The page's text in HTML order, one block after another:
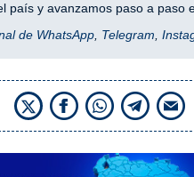
país y avanzamos paso a paso
de WhatsApp, Telegram,